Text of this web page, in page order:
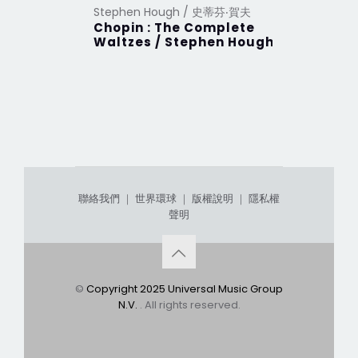
Stephen Hough / 史蒂芬‧賀夫
Chopin : The Complete
Waltzes / Stephen Hough
聯絡我們 ｜ 世界環球 ｜ 版權說明 ｜ 隱私權
聲明
© Copyright 2025 Universal Music Group
N.V. . All rights reserved.